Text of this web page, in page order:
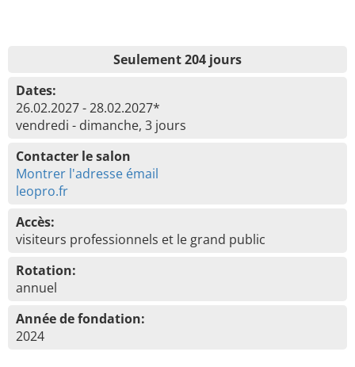
Seulement 204 jours
Dates:
26.02.2027 - 28.02.2027*
vendredi - dimanche, 3 jours
Contacter le salon
Montrer l'adresse émail
leopro.fr
Accès:
visiteurs professionnels et le grand public
Rotation:
annuel
Année de fondation:
2024